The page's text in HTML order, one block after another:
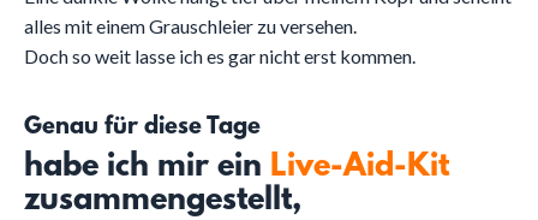
alles mit einem Grauschleier zu versehen.
Doch so weit lasse ich es gar nicht erst kommen.
Genau für diese Tage
habe ich mir ein Live-Aid-Kit
zusammengestellt,